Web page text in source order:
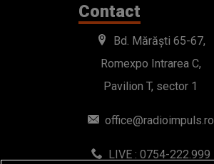
Contact
Bd. Mărăști 65-67,
Romexpo Intrarea C,
Pavilion T, sector 1
office@radioimpuls.ro
LIVE : 0754-222.999